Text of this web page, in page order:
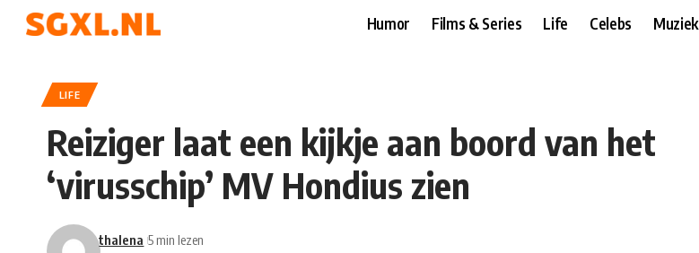
Humor Films & Series Life Celebs Muziek
LIFE
Reiziger laat een kijkje aan boord van het
‘virusschip’ MV Hondius zien
thalena 5 min lezen